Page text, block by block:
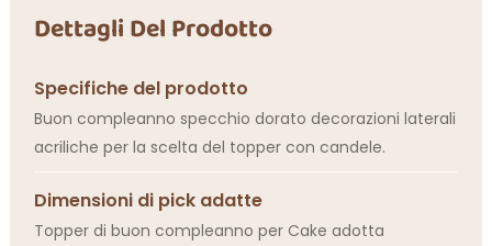
Dettagli Del Prodotto
Specifiche del prodotto
Buon compleanno specchio dorato decorazioni laterali
acriliche per la scelta del topper con candele.
Dimensioni di pick adatte
Topper di buon compleanno per Cake adotta